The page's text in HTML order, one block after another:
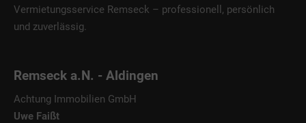
Vermietungsservice Remseck – professionell, persönlich
und zuverlässig.
Remseck a.N. - Aldingen
Achtung Immobilien GmbH
Uwe Faißt